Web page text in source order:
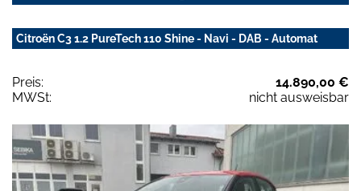
Citroën C3 1.2 PureTech 110 Shine - Navi - DAB - Automat
Preis:
14.890,00 €
MWSt:
nicht ausweisbar